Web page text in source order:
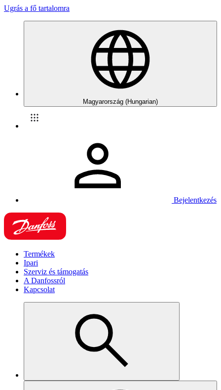
Ugrás a fő tartalomra
Magyarország (Hungarian)
Bejelentkezés
Termékek
Ipari
Szerviz és támogatás
A Danfossról
Kapcsolat